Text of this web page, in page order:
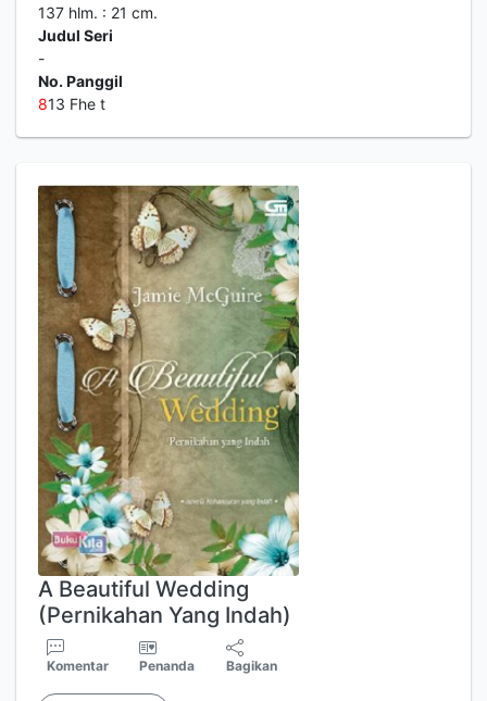
137 hlm. : 21 cm.
Judul Seri
-
No. Panggil
813 Fhe t
A Beautiful Wedding
(Pernikahan Yang Indah)
Komentar Penanda Bagikan